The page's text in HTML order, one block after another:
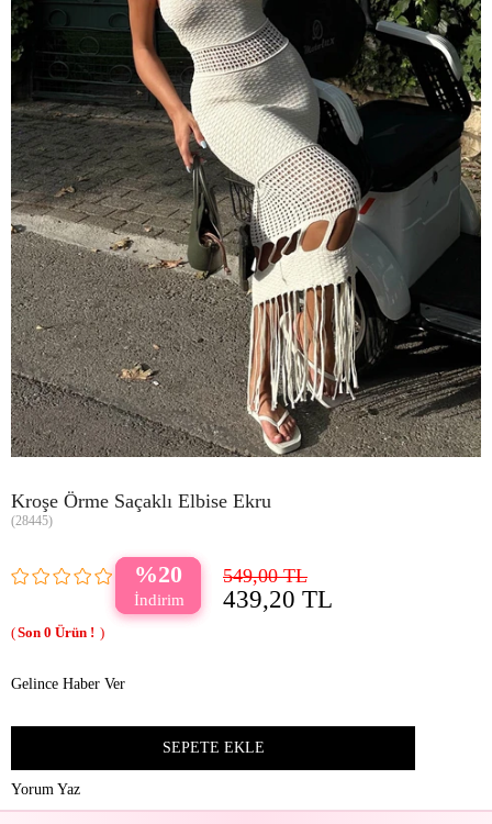
Kroşe Örme Saçaklı Elbise Ekru
(28445)
20 549,00 TL
439,20 TL
0
Gelince Haber Ver
Yorum Yaz